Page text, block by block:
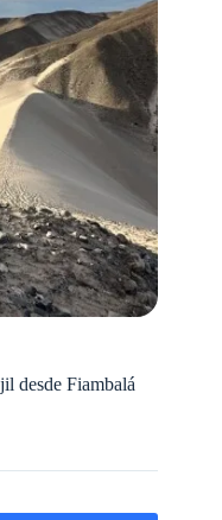
desde Fiambalá